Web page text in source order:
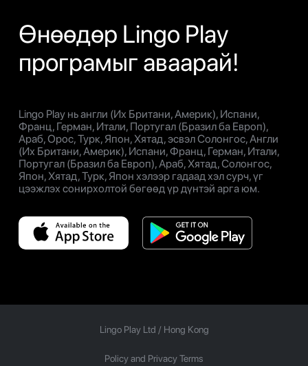
Өнөөдөр Lingo Play
програмыг аваарай!
Lingo Play нь англи (Их Британи, Америк), Испани,
Франц, Герман, Итали, Португал (Бразил ба Европ),
Араб, Орос, Турк, Япон, Хятад, эсвэл Солонгос, Англи
(Их Британи, Америк), Испани, Франц, Герман, Итали,
Португал (Бразил ба Европ), Араб, Хятад, Солонгос,
Япон, Хятад, Турк, Япон хэлээр гадаад хэл сурч, үг
цээжлэх сонирхолтой бөгөөд үр дүнтэй арга юм.
Lingo Play Ltd / Hong Kong
Policy and Privacy Terms